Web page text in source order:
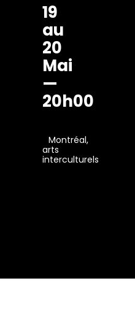
19
au
20
Mai
—
20h00
Montréal,
arts
interculturels